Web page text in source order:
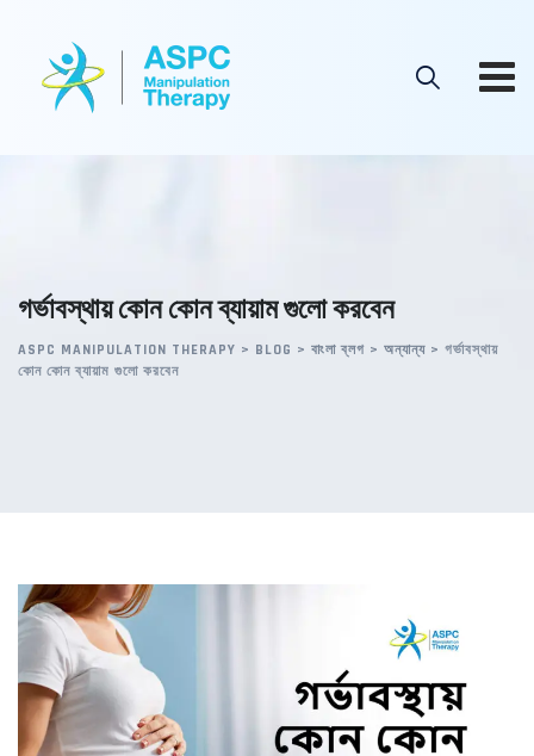
content
গর্ভাবস্থায় কোন কোন ব্যায়াম গুলো করবেন
ASPC MANIPULATION THERAPY > BLOG > বাংলা ব্লগ > অন্যান্য > গর্ভাবস্থায়
কোন কোন ব্যায়াম গুলো করবেন